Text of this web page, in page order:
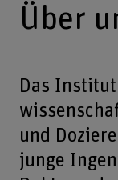
ious
Über
Das
und
junge